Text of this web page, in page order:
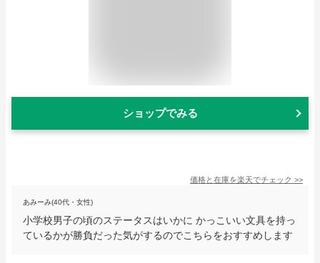
ショップでみる
価格と在庫を楽天でチェック >>
あみーみ(40代・女性)
小学校男子の頃のステータスはいかに かっこいい文具を持っ
ているかが勝負だった気がするのでこちらをおすすめします